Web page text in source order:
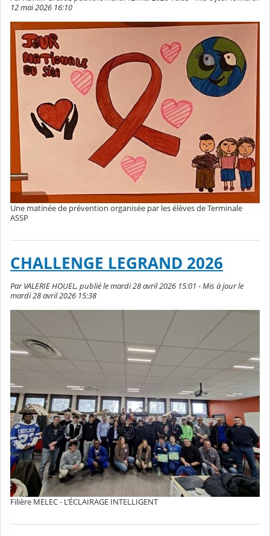
12 mai 2026 16:10
Une matinée de prévention organisée par les élèves de Terminale
ASSP
CHALLENGE LEGRAND 2026
Par VALERIE HOUEL, publié le mardi 28 avril 2026 15:01 - Mis à jour le
mardi 28 avril 2026 15:38
Filière MELEC - L’ÉCLAIRAGE INTELLIGENT